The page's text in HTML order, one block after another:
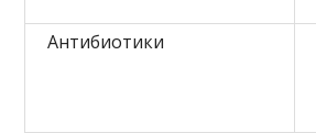
Антибиотики